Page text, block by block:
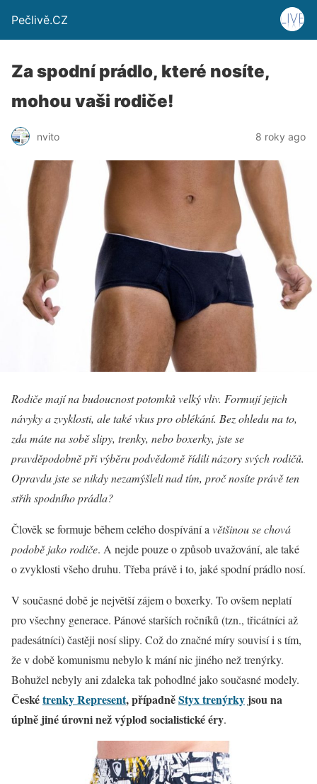
Pečlivě.CZ
Za spodní prádlo, které nosíte,
mohou vaši rodiče!
nvito 8 roky ago
Rodiče mají na budoucnost potomků velký vliv. Formují jejich
návyky a zvyklosti, ale také vkus pro oblékání. Bez ohledu na to,
zda máte na sobě slipy, trenky, nebo boxerky, jste se
pravděpodobně při výběru podvědomě řídili názory svých rodičů.
Opravdu jste se nikdy nezamýšleli nad tím, proč nosíte právě ten
střih spodního prádla?
Člověk se formuje během celého dospívání a většinou se chová
podobě jako rodiče. A nejde pouze o způsob uvažování, ale také
o zvyklosti všeho druhu. Třeba právě i to, jaké spodní prádlo nosí.
V současné době je největší zájem o boxerky. To ovšem neplatí
pro všechny generace. Pánové starších ročníků (tzn., třicátníci až
padesátníci) častěji nosí slipy. Což do značné míry souvisí i s tím,
že v době komunismu nebylo k mání nic jiného než trenýrky.
Bohužel nebyly ani zdaleka tak pohodlné jako současné modely.
Českétrenky Represent, případněStyx trenýrky jsou na
úplně jiné úrovni než výplod socialistické éry.